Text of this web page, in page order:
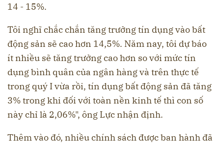
14 - 15%.
Tôi nghĩ chắc chắn tăng trưởng tín dụng vào bất
động sản sẽ cao hơn 14,5%. Năm nay, tôi dự báo
ít nhiều sẽ tăng trưởng cao hơn so với mức tín
dụng bình quân của ngân hàng và trên thực tế
trong quý I vừa rồi, tín dụng bất động sản đã tăng
3% trong khi đối với toàn nền kinh tế thì con số
này chỉ là 2,06%", ông Lực nhận định.
Thêm vào đó, nhiều chính sách được ban hành đã